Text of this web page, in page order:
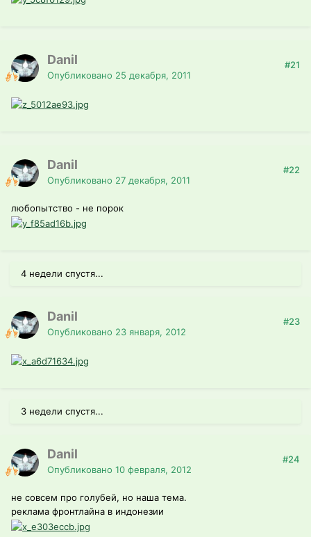
Danil
Опубликовано 25 декабря, 2011
#21
Danil
Опубликовано 27 декабря, 2011
#22
любопытство - не порок
4 недели спустя...
Danil
Опубликовано 23 января, 2012
#23
3 недели спустя...
Danil
Опубликовано 10 февраля, 2012
#24
не совсем про голубей, но наша тема.
реклама фронтлайна в индонезии